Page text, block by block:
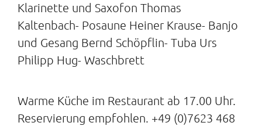
Klarinette und Saxofon Thomas
Kaltenbach- Posaune Heiner Krause- Banjo
und Gesang Bernd Schöpflin- Tuba Urs
Philipp Hug- Waschbrett
Warme Küche im Restaurant ab 17.00 Uhr.
Reservierung empfohlen. +49 (0)7623 468